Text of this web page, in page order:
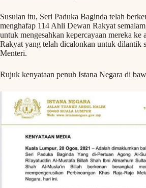
Susulan itu, Seri Paduka Baginda telah
menghafap 114 Ahli Dewan Rakyat
untuk mengesahkan kepercayaan mereka ke
Rakyat yang telah dicalonkan untuk dilantik
Menteri.
Rujuk kenyataan penuh Istana Negara di